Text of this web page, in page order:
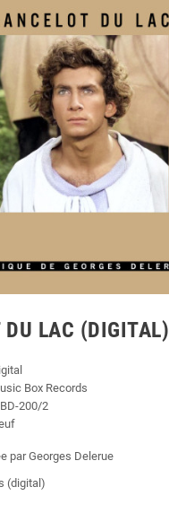
DU LAC (DIGITAL)
Box Records
200/2
par Georges Delerue
(digital)